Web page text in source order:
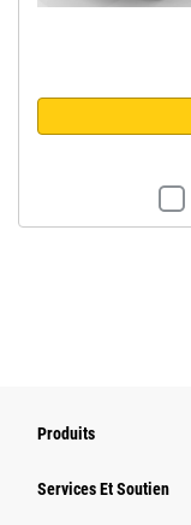
Produits
Services Et Soutien